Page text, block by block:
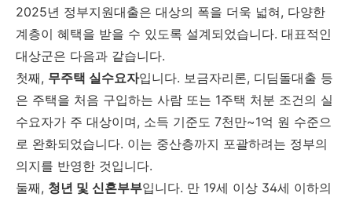
2025년 정부지원대출은 대상의 폭을 더욱 넓혀, 다양한
계층이 혜택을 받을 수 있도록 설계되었습니다. 대표적인
대상군은 다음과 같습니다.
첫째, 무주택 실수요자입니다. 보금자리론, 디딤돌대출 등
은 주택을 처음 구입하는 사람 또는 1주택 처분 조건의 실
수요자가 주 대상이며, 소득 기준도 7천만~1억 원 수준으
로 완화되었습니다. 이는 중산층까지 포괄하려는 정부의
의지를 반영한 것입니다.
둘째, 청년 및 신혼부부입니다. 만 19세 이상 34세 이하의